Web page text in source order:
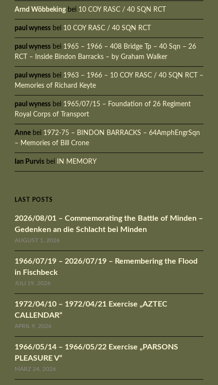
Arnd Wöbbekingbei 10 COY RASC / 40 SQN RCT
paul wyness bei 10 COY RASC / 40 SQN RCT
paul wyness bei 1965 – 1966 – 408 Bridge Tp – 40 Sqn – 26
RCT – Inside Bindon Barracks – by Graham Walker
paul wyness bei 1963 – 1966 – 10 COY RASC / 40 SQN RCT –
Memories of Richard Keyte
paul wyness bei 1965/07/15 – Foundation of 26 Regiment
Royal Corps of Transport
Anne bei 1972-75 – BINDON BARRACKS – 64AmphEngrSqn
– Memories of Bill Crone
Ian Purvis bei IN MEMORY
LAST POSTS
2026/08/01 – Commemorating the Battle of Minden –
Gedenken an die Schlacht bei Minden
AUGUST 1, 2026
1966/07/19 – 2026/07/19 – Remembering the Flood
in Fischbeck
JULI 19, 2026
1972/04/10 – 1972/04/21 Exercise „AZTEC
CALLENDAR“
APRIL 9, 2026
1966/05/14 – 1966/05/22 Exercise „PARSONS
PLEASURE V“
MÄRZ 24, 2026